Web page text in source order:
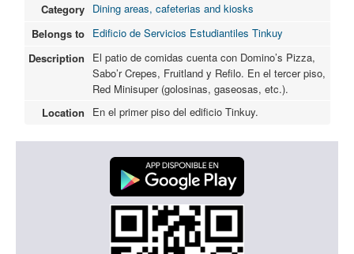
Category Dining areas, cafeterias and kiosks
Belongs to Edificio de Servicios Estudiantiles Tinkuy
Description
El patio de comidas cuenta con Domino’s Pizza,
Sabo’r Crepes, Fruitland y Refilo. En el tercer piso,
Red Minisuper (golosinas, gaseosas, etc.).
Location
En el primer piso del edificio Tinkuy.